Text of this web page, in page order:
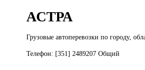
АСТРА
Грузовые автоперевозкипо городу,
Телефон: [351] 2489207 Общий